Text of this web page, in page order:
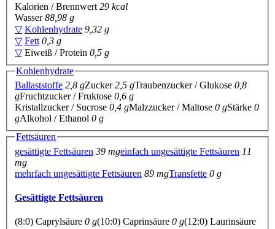
Kalorien / Brennwert 29 kcal
Wasser88,98 g
▽ Kohlenhydrate 9,32 g
▽ Fett 0,3 g
▽ Eiweiß / Protein 0,5 g
Kohlenhydrate
Ballaststoffe 2,8 gZucker2,5 gTraubenzucker / Glukose 0,8
gFruchtzucker / Fruktose 0,6 g
Kristallzucker / Sucrose 0,4 gMalzzucker / Maltose 0 gStärke 0
gAlkohol / Ethanol 0 g
Fettsäuren
gesättigte Fettsäuren 39 mgeinfach ungesättigte Fettsäuren 11
mg
mehrfach ungesättigte Fettsäuren 89 mgTransfette 0 g
Gesättigte Fettsäuren
(8:0) Caprylsäure 0 g(10:0) Caprinsäure 0 g(12:0) Laurinsäure